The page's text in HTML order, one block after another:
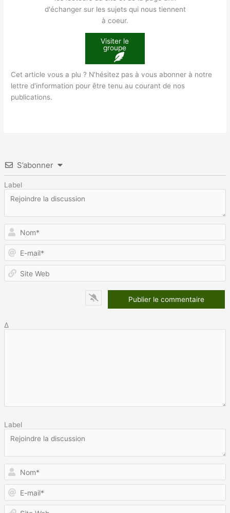
d'échanger sur les sujets qui nous tiennent
à coeur.
Visiter le
groupe
Cet article vous a plu ? N'hésitez pas à vous abonner à notre
lettre d'information pour être tenu au courant de nos
publications.
S’abonner
Label
Δ
Label